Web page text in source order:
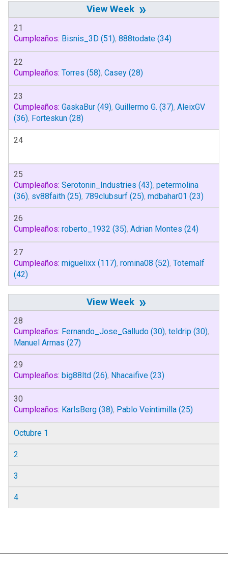
»
21
Cumpleaños: Bisnis_3D (51), 888todate (34)
22
Cumpleaños: Torres (58), Casey (28)
23
Cumpleaños: GaskaBur (49), Guillermo G. (37), AleixGV
(36), Forteskun (28)
24
25
Cumpleaños: Serotonin_Industries (43), petermolina
(36), sv88faith (25), 789clubsurf (25), mdbahar01 (23)
26
Cumpleaños: roberto_1932 (35), Adrian Montes (24)
27
Cumpleaños: miguelixx (117), romina08 (52), Totemalf
(42)
»
28
Cumpleaños: Fernando_Jose_Galludo (30), teldrip (30),
Manuel Armas (27)
29
Cumpleaños: big88ltd (26), Nhacaifive (23)
30
Cumpleaños: KarlsBerg (38), Pablo Veintimilla (25)
Octubre 1
2
3
4